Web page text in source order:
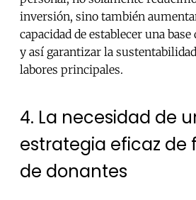
inversión, sino también
capacidad de establecer una
y así garantizar la
labores principales.
4. La necesidad de
estrategia eficaz de
de donantes